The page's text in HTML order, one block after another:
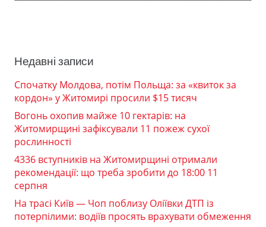
Недавні записи
Спочатку Молдова, потім Польща: за «квиток за
кордон» у Житомирі просили $15 тисяч
Вогонь охопив майже 10 гектарів: на
Житомирщині зафіксували 11 пожеж сухої
рослинності
4336 вступників на Житомирщині отримали
рекомендації: що треба зробити до 18:00 11
серпня
На трасі Київ — Чоп поблизу Оліївки ДТП із
потерпілими: водіїв просять врахувати обмеження